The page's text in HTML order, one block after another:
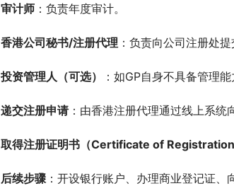
审计师 ：负责年度审计。
香港公司秘书/注册代理 ：负责向公司注册处
投资管理人（可选） ：如GP自身不具备管理
递交注册申请：由香港注册代理通过线上系统
取得注册证明书（Certificate of Registration
后续步骤 ：开设银行账户、办理商业登记证、